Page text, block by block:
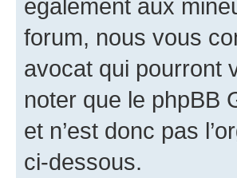
également aux
forum, nous vous
avocat qui pourront
noter que le phpBB
et n’est donc pas
ci-dessous.